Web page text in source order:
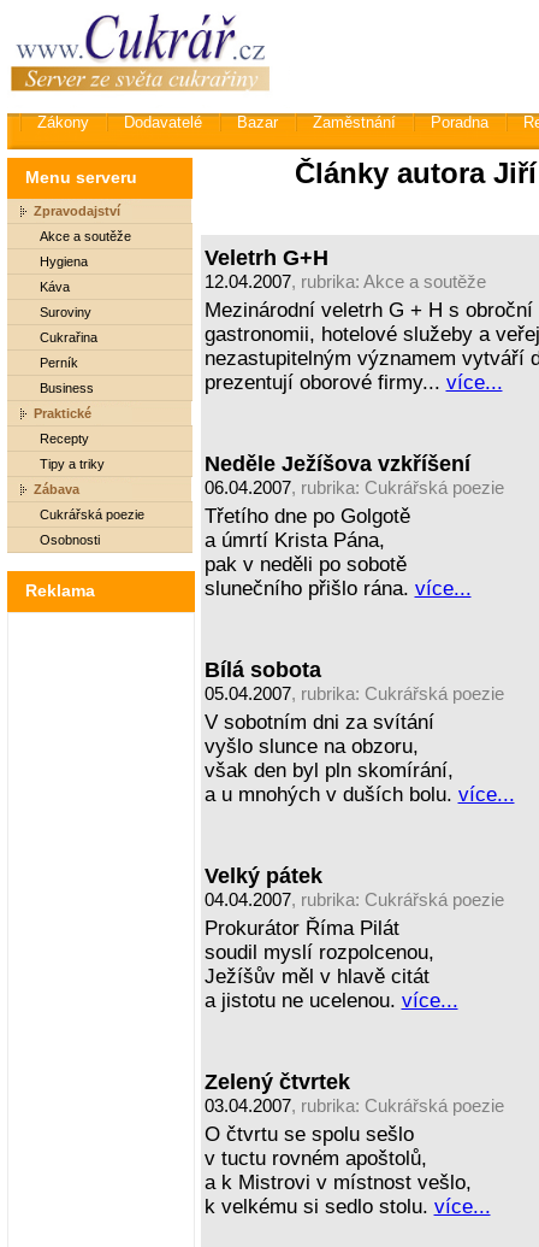
Zákony Dodavatelé Bazar Zaměstnání Poradna
Menu serveru
Zpravodajství
Akce a soutěže
Hygiena
Káva
Suroviny
Cukrařina
Perník
Business
Praktické
Recepty
Tipy a triky
Zábava
Cukrářská poezie
Osobnosti
Reklama
Články autora
Veletrh G+H
12.04.2007, rubrika: Akce a soutěže
Mezinárodní veletrh G + H s obroční
gastronomii, hotelové služeby a
nezastupitelným významem vytváří
prezentují oborové firmy... více...
Neděle Ježíšova vzkříšení
06.04.2007, rubrika: Cukrářská poezie
Třetího dne po Golgotě
a úmrtí Krista Pána,
pak v neděli po sobotě
slunečního přišlo rána. více...
Bílá sobota
05.04.2007, rubrika: Cukrářská poezie
V sobotním dni za svítání
vyšlo slunce na obzoru,
však den byl pln skomírání,
a u mnohých v duších bolu. více...
Velký pátek
04.04.2007, rubrika: Cukrářská poezie
Prokurátor Říma Pilát
soudil myslí rozpolcenou,
Ježíšův měl v hlavě citát
a jistotu ne ucelenou. více...
Zelený čtvrtek
03.04.2007, rubrika: Cukrářská poezie
O čtvrtu se spolu sešlo
v tuctu rovném apoštolů,
a k Mistrovi v místnost vešlo,
k velkému si sedlo stolu. více...